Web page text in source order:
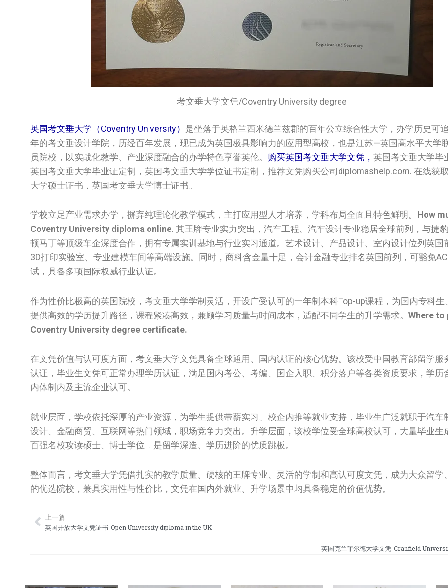
考文垂大学文凭/Coventry University degree
英国考文垂大学（Coventry University） 是坐落于英格兰西米德兰兹郡的百年公立综合性大学，办学历史可
年的考文垂设计学院，历经百年发展，现已成为英国极具影响力的应用型高校，也是江苏—英国高水平大学
员院校，以实战化教学、产业深度融合的办学特色享誉英伦。 购买英国‌考文垂大学‌文凭， 英国‌考文垂大学‌毕
英国‌考文垂大学‌毕业证定制，英国‌考文垂大学‌学位证书定制，推荐文凭购买公司diplomashelp.com. 在线获
大学‌硕士证书，英国‌考文垂大学‌博士证书。
学校立足产业需求办学，摒弃纯理论化教学模式，主打应用型人才培养，学科布局全面且特色鲜明。 How
Coventry University diploma online. 其王牌专业实力突出，汽车工程、汽车设计专业稳居全球前列，与捷
顿马丁等顶级车企深度合作，拥有专属实训基地与行业实习通道。艺术设计、产品设计、室内设计位列英国
3D打印实验室、专业建模车间等高端设施。同时，商科含金量十足，会计金融专业排名英国前列，可豁免
试，具备多项国际权威行业认证。
作为性价比极高的英国院校，考文垂大学学制灵活，开设广受认可的一年制本科Top-up课程，为国内专科生
提供高效的学历提升路径，课程紧凑高效，兼顾学习质量与时间成本，适配不同学生的升学需求。 Where to
Coventry University degree certificate.
在文凭价值与认可度方面，考文垂大学文凭具备全球通用、国内认证的核心优势。该校受中国教育部留学服
认证，毕业生文凭可正常办理学历认证，满足国内考公、考编、国企入职、积分落户等各类资质要求，学历
内体制内及主流企业认可。
就业层面，学校依托深厚的产业资源，为学生提供带薪实习、校企内推等就业支持，毕业生广泛就职于汽车
设计、金融商贸、互联网等热门领域，职场竞争力突出。升学层面，该校学位受全球高校认可，大量毕业生
百强名校攻读硕士、博士学位，是留学深造、学历进阶的优质跳板。
整体而言，考文垂大学凭借扎实的教学质量、硬核的王牌专业、灵活的学制和高认可度文凭，成为大众留学
的优选院校，兼具实用性与性价比，文凭在国内外就业、升学场景中均具备稳定的价值优势。
Prev
上一篇
英国开放大学文凭证书-Open University diploma in the UK
英国克兰菲尔德大学文凭-Cranfield